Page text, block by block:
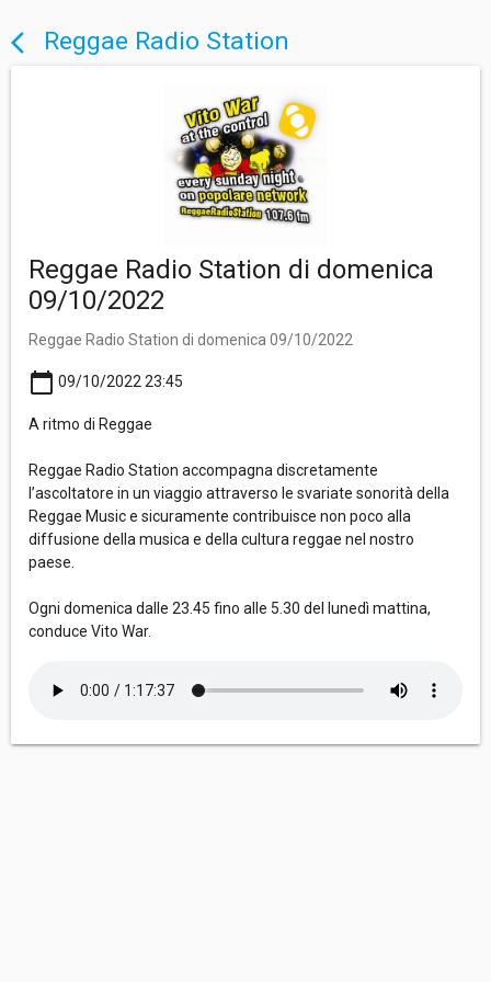
arrow_back_ios Reggae Radio Station
Reggae Radio Station di domenica
09/10/2022
Reggae Radio Station di domenica 09/10/2022
calendar_today 09/10/2022 23:45
A ritmo di Reggae
Reggae Radio Station accompagna discretamente
l’ascoltatore in un viaggio attraverso le svariate sonorità della
Reggae Music e sicuramente contribuisce non poco alla
diffusione della musica e della cultura reggae nel nostro
paese.
Ogni domenica dalle 23.45 fino alle 5.30 del lunedì mattina,
conduce Vito War.